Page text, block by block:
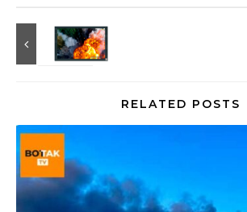
RELATED POSTS